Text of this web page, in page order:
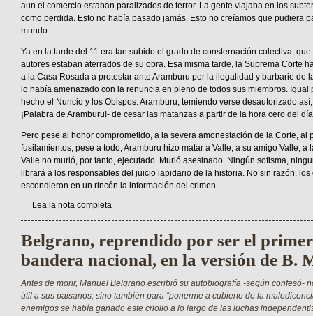
aun el comercio estaban paralizados de terror. La gente viajaba en los
como perdida. Esto no había pasado jamás. Esto no creíamos que pudiera
mundo.
Ya en la tarde del 11 era tan subido el grado de consternación colectiva,
autores estaban aterrados de su obra. Esa misma tarde, la Suprema Corte
a la Casa Rosada a protestar ante Aramburu por la ilegalidad y barbarie de
lo había amenazado con la renuncia en pleno de todos sus miembros. Igual
hecho el Nuncio y los Obispos. Aramburu, temiendo verse desautorizado
¡Palabra de Aramburu!- de cesar las matanzas a partir de la hora cero del
Pero pese al honor comprometido, a la severa amonestación de la Corte, al
fusilamientos, pese a todo, Aramburu hizo matar a Valle, a su amigo Valle, a
Valle no murió, por tanto, ejecutado. Murió asesinado. Ningún sofisma,
librará a los responsables del juicio lapidario de la historia. No sin razón,
escondieron en un rincón la información del crimen.
Lea la nota completa
Belgrano, reprendido por ser el
bandera nacional, en la versión de B.
Antes de morir, Manuel Belgrano escribió su autobiografía -según confesó-
útil a sus paisanos, sino también para “ponerme a cubierto de la
enemigos se había ganado este criollo a lo largo de las luchas